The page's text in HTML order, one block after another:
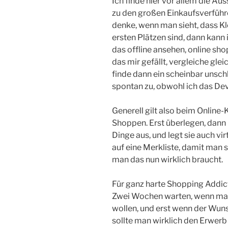
zu den großen
denke, wenn man sieht, dass
ersten Plätzen sind, dann
das offline ansehen, online
das mir gefällt, vergleiche
finde dann ein scheinbar
spontan zu, obwohl ich das
Generell gilt also beim
Shoppen. Erst überlegen,
Dinge aus, und legt sie auch
auf eine Merkliste, damit man
man das nun wirklich braucht.
Für ganz harte Shopping
Zwei Wochen warten, wenn
wollen, und erst wenn der
sollte man wirklich den